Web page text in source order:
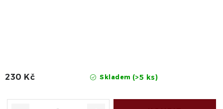
Skladem (>5 ks)
230 Kč